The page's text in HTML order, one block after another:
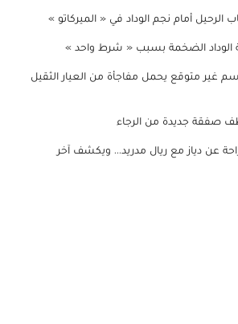
أمام نجم الوداد في « الميركاتو »
الوداد الضخمة بسبب « شرط واحد »
اسم غير متوقع يحمل مفاجأة من العيار الثقيل
صفقة جديدة من الرجاء
عن دياز مع ريال مدريد... ويكشف آخر